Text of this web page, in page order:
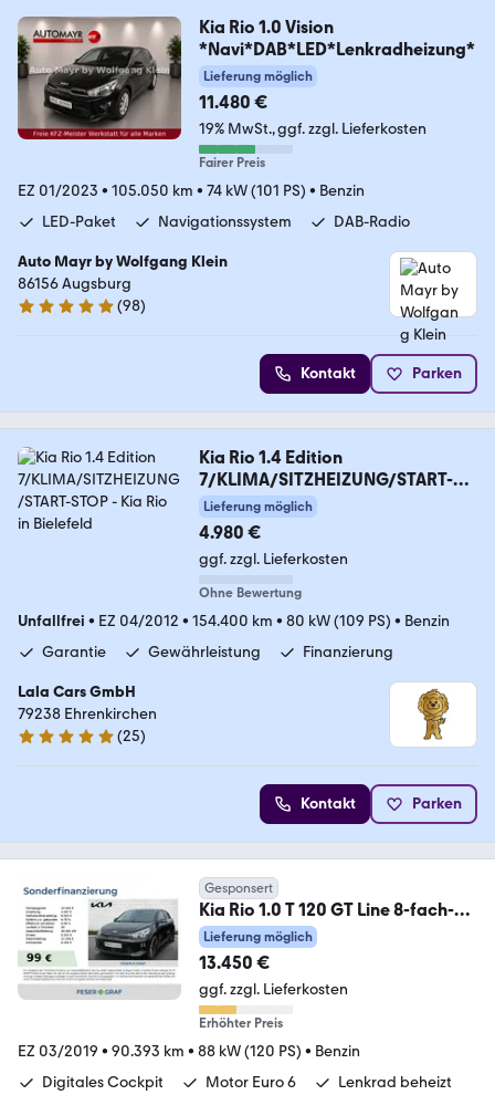
Kia Rio 1.0 Vision
*Navi*DAB*LED*Lenkradheizung*
Lieferung möglich
11.480 €
19% MwSt. ggf. zzgl. Lieferkosten
Fairer Preis
EZ 01/2023 • 105.050 km • 74 kW (101 PS) • Benzin
LED-Paket
Navigationssystem DAB-Radio
Auto Mayr by Wolfgang Klein
86156 Augsburg
4.9 Sterne
(98)
Kontakt Parken
Kia Rio 1.4 Edition
7/KLIMA/SITZHEIZUNG/START-
STOP
Lieferung möglich
4.980 €
ggf. zzgl. Lieferkosten
Ohne Bewertung
Unfallfrei • EZ 04/2012 • 154.400 km • 80 kW (109 PS) • Benzin
Garantie
Gewährleistung Finanzierung
Lala Cars GmbH
79238 Ehrenkirchen
5 Sterne
(25)
Kontakt Parken
Gesponsert
Kia Rio 1.0 T 120 GT Line 8-fach-
bereift
Lieferung möglich
13.450 €
ggf. zzgl. Lieferkosten
Erhöhter Preis
EZ 03/2019 • 90.393 km • 88 kW (120 PS) • Benzin
Digitales Cockpit
Motor Euro 6 Lenkrad beheizt